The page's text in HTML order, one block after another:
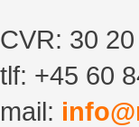
CVR: 30
tlf: +45 60
mail: